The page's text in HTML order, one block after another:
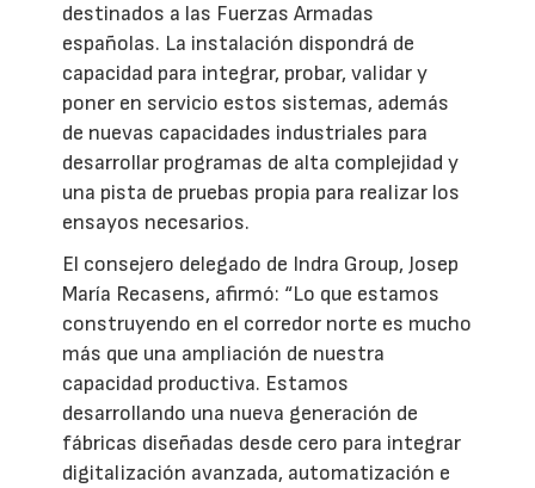
destinados a las Fuerzas Armadas
españolas. La instalación dispondrá de
capacidad para integrar, probar, validar y
poner en servicio estos sistemas, además
de nuevas capacidades industriales para
desarrollar programas de alta complejidad y
una pista de pruebas propia para realizar los
ensayos necesarios.
El consejero delegado de Indra Group, Josep
María Recasens, afirmó: “Lo que estamos
construyendo en el corredor norte es mucho
más que una ampliación de nuestra
capacidad productiva. Estamos
desarrollando una nueva generación de
fábricas diseñadas desde cero para integrar
digitalización avanzada, automatización e